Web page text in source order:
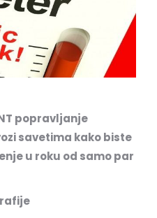
popravljanje
savetima kako biste
u roku od samo par